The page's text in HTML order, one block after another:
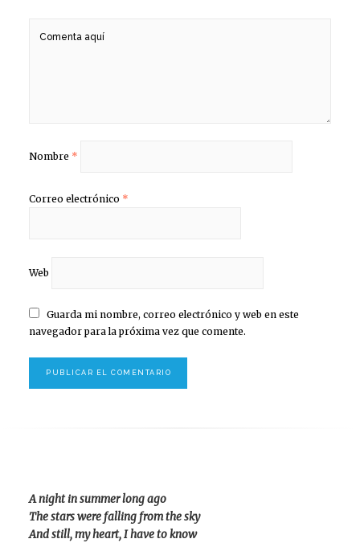
Nombre *
Correo electrónico *
Web
Guarda mi nombre, correo electrónico y web en este
navegador para la próxima vez que comente.
A night in summer long ago
The stars were falling from the sky
And still, my heart, I have to know